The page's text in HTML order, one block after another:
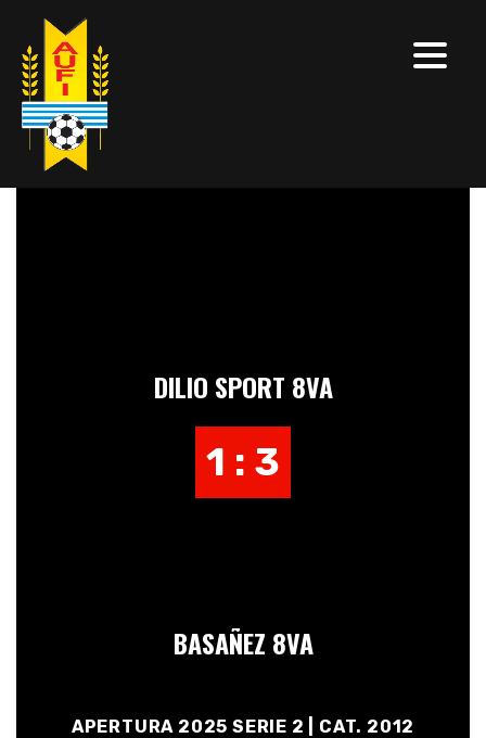
DILIO SPORT 8VA
1 : 3
BASAÑEZ 8VA
APERTURA 2025 SERIE 2 | CAT. 2012